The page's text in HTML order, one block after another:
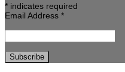
* indicates required
Email Address *